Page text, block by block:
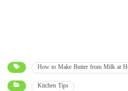
How to Make Butter from Milk at
Kitchen Tips